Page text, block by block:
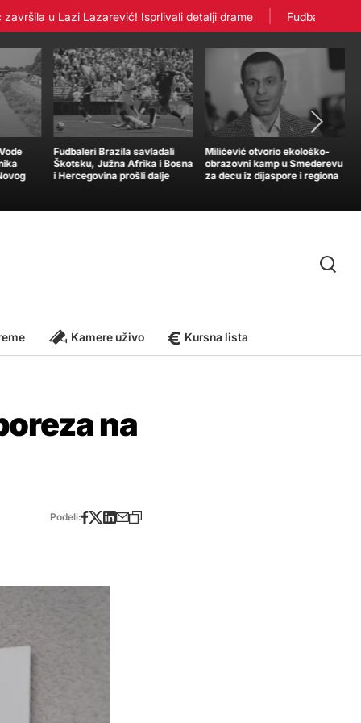
u Lazi Lazarević! Isprlivali detalji drame Fudbaleri
Fudbaleri Brazila savladali
Škotsku, Južna Afrika i Bosna
i Hercegovina prošli dalje
Milićević otvorio ekološko-
obrazovni kamp u Smederevu
za decu iz dijaspore i regiona
Kamere uživo Kursna lista
na
Podeli: